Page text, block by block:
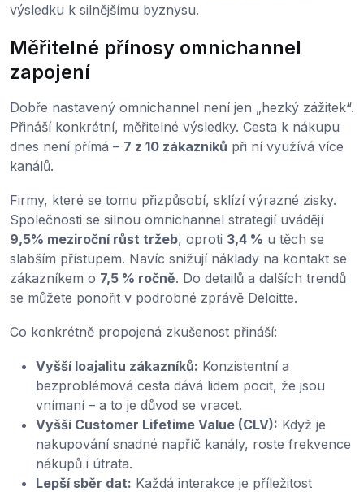
výsledku k silnějšímu byznysu.
Měřitelné přínosy omnichannel
zapojení
Dobře nastavený omnichannel není jen „hezký zážitek“.
Přináší konkrétní, měřitelné výsledky. Cesta k nákupu
dnes není přímá – 7 z 10 zákazníků při ní využívá více
kanálů.
Firmy, které se tomu přizpůsobí, sklízí výrazné zisky.
Společnosti se silnou omnichannel strategií uvádějí
9,5% meziroční růst tržeb, oproti 3,4 % u těch se
slabším přístupem. Navíc snižují náklady na kontakt se
zákazníkem o 7,5 % ročně. Do detailů a dalších trendů
se můžete ponořit v podrobné zprávě Deloitte.
Co konkrétně propojená zkušenost přináší:
Vyšší loajalitu zákazníků: Konzistentní a
bezproblémová cesta dává lidem pocit, že jsou
vnímaní – a to je důvod se vracet.
Vyšší Customer Lifetime Value (CLV): Když je
nakupování snadné napříč kanály, roste frekvence
nákupů i útrata.
Lepší sběr dat: Každá interakce je příležitost